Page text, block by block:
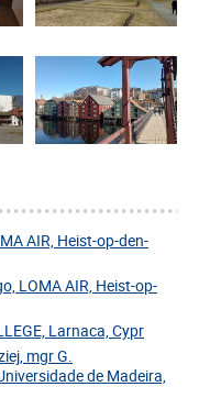
AIR, Heist-op-den-
LOMA AIR, Heist-op-
Larnaca, Cypr
mgr G.
de Madeira,